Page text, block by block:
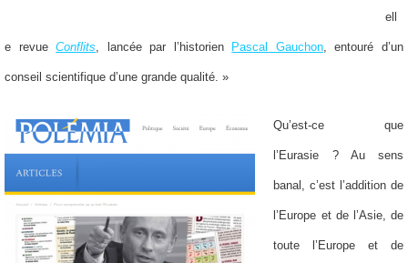
ell
e revueConflits , lancée par l’historien Pascal Gauchon, entouré d’un
conseil scientifique d’une grande qualité. »
Qu’est-ce que
l’Eurasie ? Au sens
banal, c’est l’addition de
l’Europe et de l’Asie, de
toute l’Europe et de